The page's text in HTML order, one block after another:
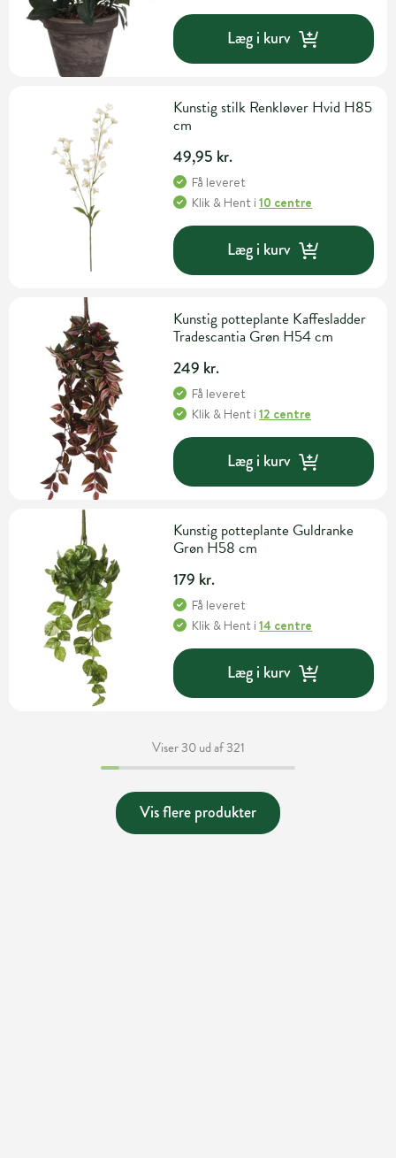
Læg i kurv
Kunstig stilk Renkløver Hvid H85
cm
49,95 kr.
Få leveret
Klik & Hent i10 centre
Læg i kurv
Kunstig potteplante Kaffesladder
Tradescantia Grøn H54 cm
249 kr.
Få leveret
Klik & Hent i12 centre
Læg i kurv
Kunstig potteplante Guldranke
Grøn H58 cm
179 kr.
Få leveret
Klik & Hent i14 centre
Læg i kurv
Viser 30 ud af 321
Vis flere produkter